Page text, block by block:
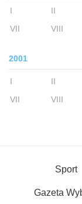
I II
VII
VIII
2001
I II
VII
VIII
Sport
Gazeta